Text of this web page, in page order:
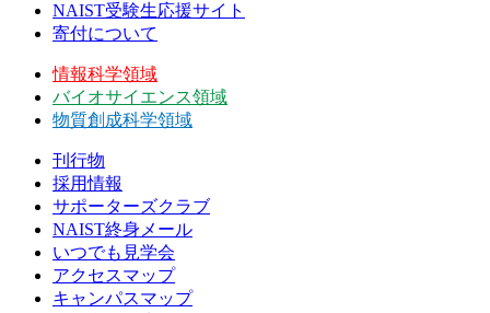
NAIST受験生応援サイト
寄付について
情報科学領域
バイオサイエンス領域
物質創成科学領域
刊行物
採用情報
サポーターズクラブ
NAIST終身メール
いつでも見学会
アクセスマップ
キャンパスマップ